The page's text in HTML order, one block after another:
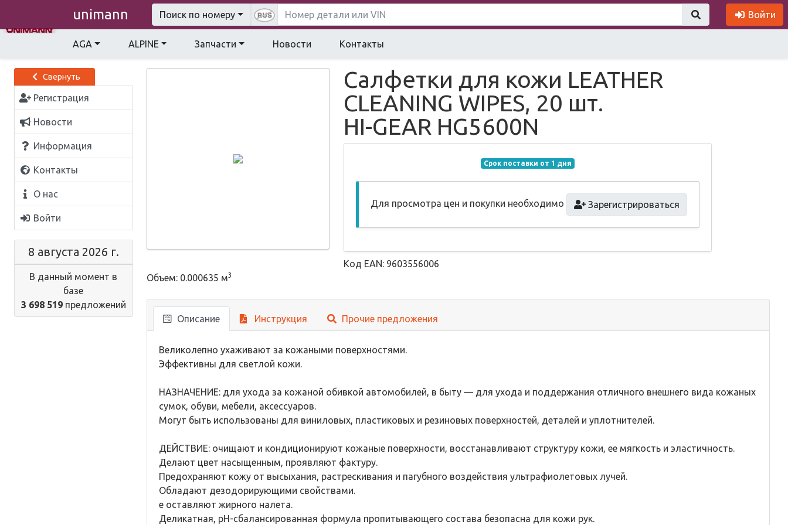
unimann Поиск по номеру Войти
AGA ALPINE Запчасти Новости Контакты
Свернуть
Регистрация
Новости
Информация
Контакты
О нас
Войти
8 августа 2026 г.
В данный момент в
базе
3 698 519предложений
Салфетки для кожи LEATHER
CLEANING WIPES, 20 шт.
HI-GEAR HG5600N
Срок поставки от 1 дня
Для просмотра цен и покупки необходимо Зарегистрироваться
Код EAN: 9603556006
Объем: 0.000635 м3
Описание Инструкция Прочие предложения
Великолепно ухаживают за кожаными поверхностями.
Эффективны для светлой кожи.
НАЗНАЧЕНИЕ: для ухода за кожаной обивкой автомобилей, в быту — для ухода и поддержания отличного внешнего вида кожаных
сумок, обуви, мебели, аксессуаров.
Могут быть использованы для виниловых, пластиковых и резиновых поверхностей, деталей и уплотнителей.
ДЕЙСТВИЕ: очищают и кондиционируют кожаные поверхности, восстанавливают структуру кожи, ее мягкость и эластичность.
Делают цвет насыщенным, проявляют фактуру.
Предохраняют кожу от высыхания, растрескивания и пагубного воздействия ультрафиолетовых лучей.
Обладают дезодорирующими свойствами.
е оставляют жирного налета.
Деликатная, pH-сбалансированная формула пропитывающего состава безопасна для кожи рук.